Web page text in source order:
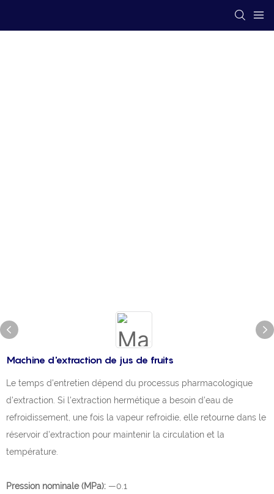
Machine d'extraction de jus de fruits
Le temps d'entretien dépend du processus pharmacologique
d'extraction. Si l'extraction hermétique a besoin d'eau de
refroidissement, une fois la vapeur refroidie, elle retourne dans le
réservoir d'extraction pour maintenir la circulation et la
température.
Pression nominale (MPa): —0.1